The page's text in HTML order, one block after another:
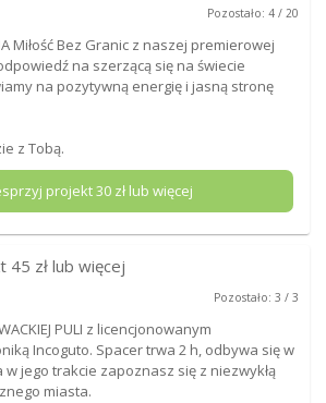
Pozostało: 4 / 20
Miłość Bez Granic z naszej premierowej
na szerzącą się na świecie
na pozytywną energię i jasną stronę
z Tobą.
projekt30 zł lub więcej
45 zł lub więcej
Pozostało: 3 / 3
PULI z licencjonowanym
Incoguto. Spacer trwa 2 h, odbywa się w
w jego trakcie zapoznasz się z niezwykłą
miasta.